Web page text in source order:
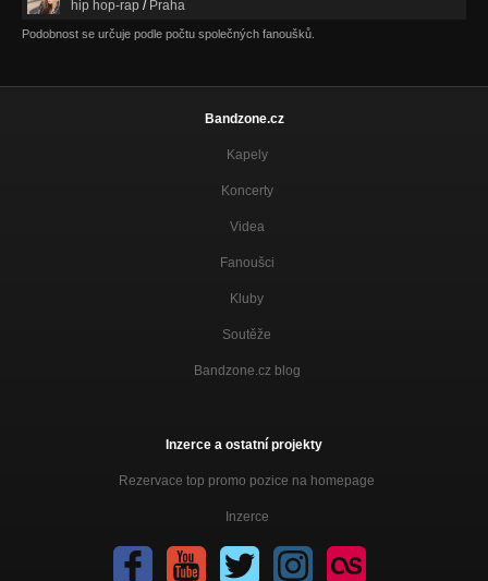
hip hop-rap / Praha
Podobnost se určuje podle počtu společných fanoušků.
Bandzone.cz
Kapely
Koncerty
Videa
Fanoušci
Kluby
Soutěže
Bandzone.cz blog
Inzerce a ostatní projekty
Rezervace top promo pozice na homepage
Inzerce